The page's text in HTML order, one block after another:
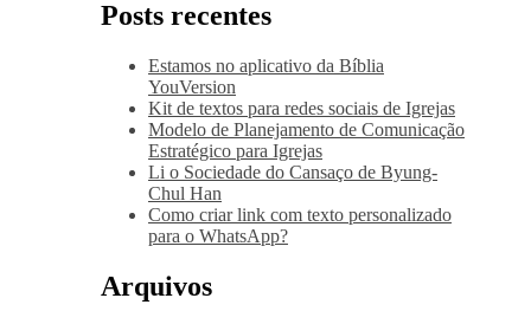
Posts recentes
Estamos no aplicativo da Bíblia
YouVersion
Kit de textos para redes sociais de Igrejas
Modelo de Planejamento de Comunicação
Estratégico para Igrejas
Li o Sociedade do Cansaço de Byung-
Chul Han
Como criar link com texto personalizado
para o WhatsApp?
Arquivos